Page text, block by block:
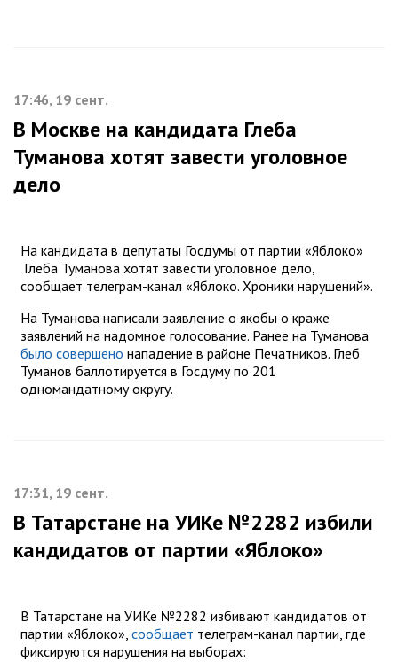
17:46, 19 сент.
В Москве на кандидата Глеба
Туманова хотят завести уголовное
дело
На кандидата в депутаты Госдумы от партии «Яблоко»
Глеба Туманова хотят завести уголовное дело,
сообщает телеграм-канал «Яблоко. Хроники нарушений».
На Туманова написали заявление о якобы о краже
заявлений на надомное голосование. Ранее на Туманова
было совершено нападение в районе Печатников. Глеб
Туманов баллотируется в Госдуму по 201
одномандатному округу.
17:31, 19 сент.
В Татарстане на УИКе №2282 избили
кандидатов от партии «Яблоко»
В Татарстане на УИКе №2282 избивают кандидатов от
партии «Яблоко», сообщает телеграм-канал партии, где
фиксируются нарушения на выборах: